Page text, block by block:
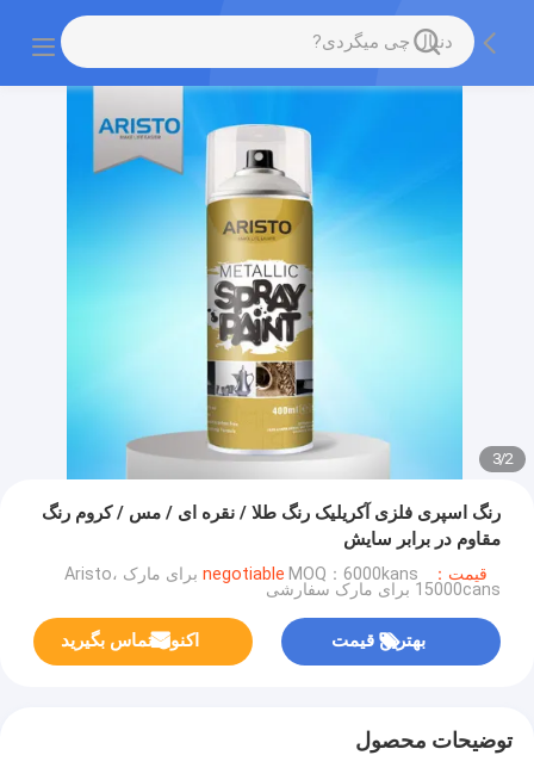
2
/
3
رنگ اسپری فلزی آکریلیک رنگ طلا / نقره ای / مس / کروم رنگ
مقاوم در برابر سایش
قیمت：negotiable MOQ：6000kans برای مارک Aristo،
15000cans برای مارک سفارشی
بهترین قیمت اکنون تماس بگیرید
توضیحات محصول